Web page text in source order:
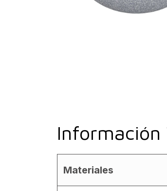
Información
Materiales